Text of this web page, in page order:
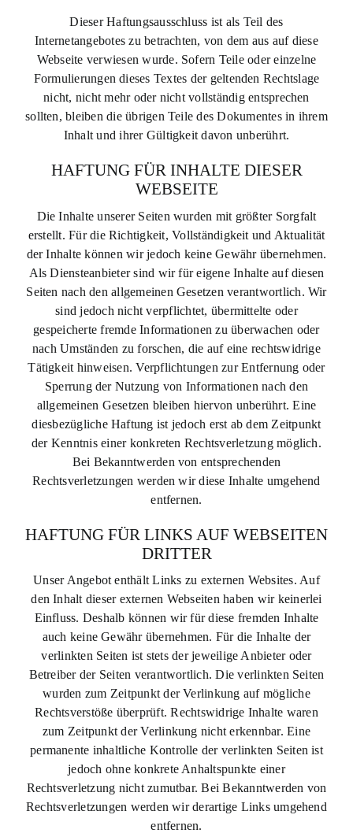
Dieser Haftungsausschluss ist als Teil des
Internetangebotes zu betrachten, von dem aus auf diese
Webseite verwiesen wurde. Sofern Teile oder einzelne
Formulierungen dieses Textes der geltenden Rechtslage
nicht, nicht mehr oder nicht vollständig entsprechen
sollten, bleiben die übrigen Teile des Dokumentes in ihrem
Inhalt und ihrer Gültigkeit davon unberührt.
HAFTUNG FÜR INHALTE DIESER
WEBSEITE
Die Inhalte unserer Seiten wurden mit größter Sorgfalt
erstellt. Für die Richtigkeit, Vollständigkeit und Aktualität
der Inhalte können wir jedoch keine Gewähr übernehmen.
Als Diensteanbieter sind wir für eigene Inhalte auf diesen
Seiten nach den allgemeinen Gesetzen verantwortlich. Wir
sind jedoch nicht verpflichtet, übermittelte oder
gespeicherte fremde Informationen zu überwachen oder
nach Umständen zu forschen, die auf eine rechtswidrige
Tätigkeit hinweisen. Verpflichtungen zur Entfernung oder
Sperrung der Nutzung von Informationen nach den
allgemeinen Gesetzen bleiben hiervon unberührt. Eine
diesbezügliche Haftung ist jedoch erst ab dem Zeitpunkt
der Kenntnis einer konkreten Rechtsverletzung möglich.
Bei Bekanntwerden von entsprechenden
Rechtsverletzungen werden wir diese Inhalte umgehend
entfernen.
HAFTUNG FÜR LINKS AUF WEBSEITEN
DRITTER
Unser Angebot enthält Links zu externen Websites. Auf
den Inhalt dieser externen Webseiten haben wir keinerlei
Einfluss. Deshalb können wir für diese fremden Inhalte
auch keine Gewähr übernehmen. Für die Inhalte der
verlinkten Seiten ist stets der jeweilige Anbieter oder
Betreiber der Seiten verantwortlich. Die verlinkten Seiten
wurden zum Zeitpunkt der Verlinkung auf mögliche
Rechtsverstöße überprüft. Rechtswidrige Inhalte waren
zum Zeitpunkt der Verlinkung nicht erkennbar. Eine
permanente inhaltliche Kontrolle der verlinkten Seiten ist
jedoch ohne konkrete Anhaltspunkte einer
Rechtsverletzung nicht zumutbar. Bei Bekanntwerden von
Rechtsverletzungen werden wir derartige Links umgehend
entfernen.